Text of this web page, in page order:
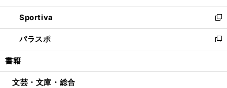
開
く
ン
ド
ウ
で
開
ウ
ィ
ン
ド
ウ
開
し
い
ウ
ィ
ン
ウ
Sportiva
新
し
い
ウ
ン
パラスポ
新
し
ウ
書籍
文芸・文庫・総合